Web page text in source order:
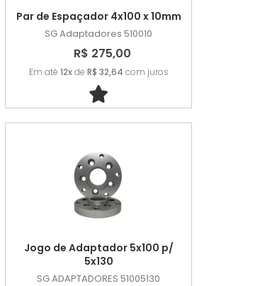
Par de Espaçador 4x100 x 10mm
SG Adaptadores 510010
R$ 275,00
Em até 12xde R$ 32,64 com juros
Jogo de Adaptador 5x100 p/
5x130
SG ADAPTADORES 51005130